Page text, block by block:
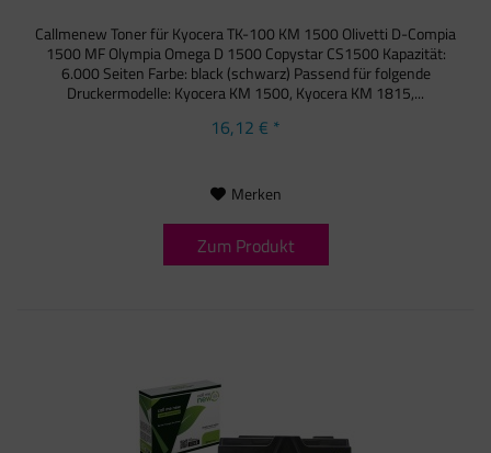
Callmenew Toner für Kyocera TK-100 KM 1500 Olivetti D-Compia
1500 MF Olympia Omega D 1500 Copystar CS1500 Kapazität:
6.000 Seiten Farbe: black (schwarz) Passend für folgende
Druckermodelle: Kyocera KM 1500, Kyocera KM 1815,...
16,12 € *
Merken
Zum Produkt